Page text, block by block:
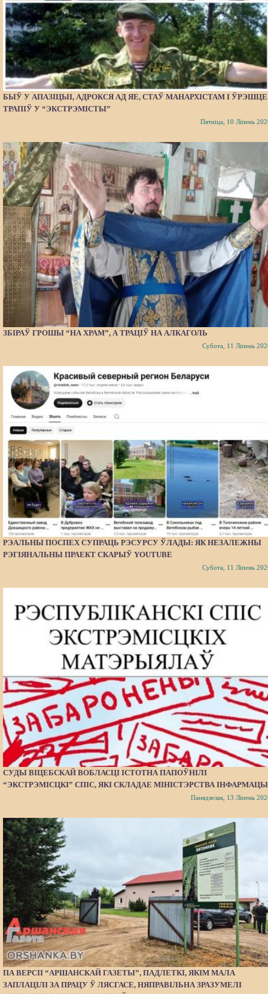
БЫЎ У АПАЗІЦЫІ, АДРОКСЯ АД ЯЕ, СТАЎ МАНАРХІСТАМ І ЎРЭШЦЕ
ТРАПІЎ У “ЭКСТРЭМІСТЫ”
Пятніца, 10 Ліпень
ЗБІРАЎ ГРОШЫ “НА ХРАМ”, А ТРАЦІЎ НА АЛКАГОЛЬ
Субота, 11 Ліпень
РЭАЛЬНЫ ПОСПЕХ СУПРАЦЬ РЭСУРСУ ЎЛАДЫ: ЯК НЕЗАЛЕЖНЫ
РЭГІЯНАЛЬНЫ ПРАЕКТ СКАРЫЎ YOUTUBE
Субота, 11 Ліпень
СУДЫ ВІЦЕБСКАЙ ВОБЛАСЦІ ІСТОТНА ПАПОЎНІЛІ
“ЭКСТРЭМІСЦКІ” СПІС, ЯКІ СКЛАДАЕ МІНІСТЭРСТВА
Панядзелак, 13 Ліпень
ПА ВЕРСІІ “АРШАНСКАЙ ГАЗЕТЫ”, ПАДЛЕТКІ, ЯКІМ МАЛА
ЗАПЛАЦІЛІ ЗА ПРАЦУ Ў ЛЯСГАСЕ, НЯПРАВІЛЬНА ЗРАЗУМЕЛІ